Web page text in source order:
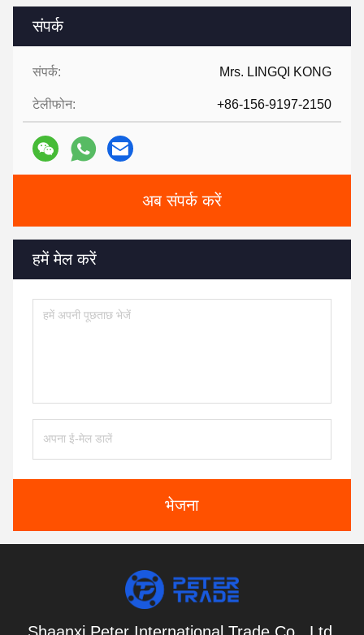
संपर्क
संपर्क: Mrs. LINGQI KONG
टेलीफोन: +86-156-9197-2150
अब संपर्क करें
हमें मेल करें
भेजना